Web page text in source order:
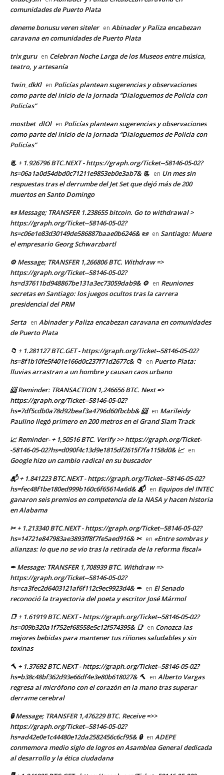
comunidades de Puerto Plata
deneme bonusu veren siteler en Abinader y Paliza encabezan
caravana en comunidades de Puerto Plata
trix guru en Celebran Noche Larga de los Museos entre música,
teatro, y artesanía
1win_dkKl en Policías plantean sugerencias y observaciones
como parte del inicio de la jornada “Dialoguemos de Policía con
Policías”
mostbet_dlOl en Policías plantean sugerencias y observaciones
como parte del inicio de la jornada “Dialoguemos de Policía con
Policías”
📃 + 1.926796 BTC.NEXT - https://graph.org/Ticket--58146-05-02?
hs=06a1a0d54dbd0c71211e9853eb0e3ab7& 📃 en Un mes sin
respuestas tras el derrumbe del Jet Set que dejó más de 200
muertos en Santo Domingo
📜 Message; TRANSFER 1.238655 bitcoin. Go to withdrawal >
https://graph.org/Ticket--58146-05-02?
hs=c06e1e83d30149de586887baae0b6246& 📜 en Santiago: Muere
el empresario Georg Schwarzbartl
⚙ Message; TRANSFER 1,266806 BTC. Withdraw =>
https://graph.org/Ticket--58146-05-02?
hs=d37611bd948867be131a3ec73059dab9& ⚙ en Reuniones
secretas en Santiago: los juegos ocultos tras la carrera
presidencial del PRM
Serta en Abinader y Paliza encabezan caravana en comunidades
de Puerto Plata
📁 + 1.281127 BTC.GET - https://graph.org/Ticket--58146-05-02?
hs=8f1b10fe5f401e166d0c237f71d2677c& 📁 en Puerto Plata:
lluvias arrastran a un hombre y causan caos urbano
📨 Reminder: TRANSACTION 1,246656 BTC. Next =>
https://graph.org/Ticket--58146-05-02?
hs=7df5cdb0a78d92beaf3a4796d60fbcbb& 📨 en Marileidy
Paulino llegó primero en 200 metros en el Grand Slam Track
📈 Reminder- + 1,50516 BTC. Verify >> https://graph.org/Ticket-
-58146-05-02?hs=d090f4c13d9e1815df2615f7fa1158d0& 📈 en
Google hizo un cambio radical en su buscador
📬 + 1.841223 BTC.NEXT - https://graph.org/Ticket--58146-05-02?
hs=fec48f1be180ed999b160c6f65614a6d& 📬 en Equipos del INTEC
ganaron seis premios en competencia de la NASA y hacen historia
en Alabama
✂ + 1.213340 BTC.NEXT - https://graph.org/Ticket--58146-05-02?
hs=14721e847983ae3893ff8f7fe5aed916& ✂ en «Entre sombras y
alianzas: lo que no se vio tras la retirada de la reforma fiscal»
✒ Message: TRANSFER 1,708939 BTC. Withdraw =>
https://graph.org/Ticket--58146-05-02?
hs=ca3fec2d6403121af6f112c9ec9923d4& ✒ en El Senado
reconoció la trayectoria del poeta y escritor José Mármol
📑 + 1.61919 BTC.NEXT - https://graph.org/Ticket--58146-05-02?
hs=009b320a1f752ef68558e5c12f574395& 📑 en Conozca las
mejores bebidas para mantener tus riñones saludables y sin
toxinas
🔨 + 1.37692 BTC.NEXT - https://graph.org/Ticket--58146-05-02?
hs=b38c48bf362d93e66df4e3e80b618027& 🔨 en Alberto Vargas
regresa al micrófono con el corazón en la mano tras superar
derrame cerebral
🔒 Message; TRANSFER 1,476229 BTC. Receive =>>
https://graph.org/Ticket--58146-05-02?
hs=ad42e0e1c44480e12da2582456c6cf95& 🔒 en ADEPE
conmemora medio siglo de logros en Asamblea General dedicada
al desarrollo y la ética ciudadana